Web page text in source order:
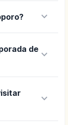
keyboard_arrow_down
de keyboard_arrow_down
keyboard_arrow_down